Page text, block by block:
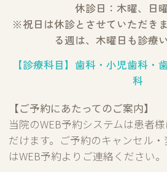
休診日：木曜、日
※祝日は休診とさせていただき
る週は、木曜日も診療
【診療科目】歯科・小児歯科・
科
【ご予約にあたってのご案内】
当院のWEB予約システムは患者
だけます。ご予約のキャンセル
はWEB予約よりご連絡ください。